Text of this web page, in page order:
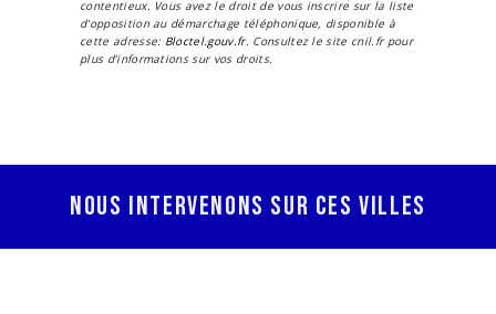
contentieux. Vous avez le droit de vous inscrire sur la liste
d'opposition au démarchage téléphonique, disponible à
cette adresse: Bloctel.gouv.fr. Consultez le site cnil.fr pour
plus d’informations sur vos droits.
Nous intervenons sur ces villes